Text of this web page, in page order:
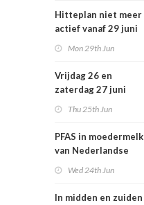
grote
internationale
dreigingen voor
Nederlandse
Hitteplan niet meer
actief vanaf 29 juni
Mon 29th Jun
Vrijdag 26 en
zaterdag 27 juni
Thu 25th Jun
PFAS in moedermelk
van Nederlandse
Wed 24th Jun
In midden en zuiden